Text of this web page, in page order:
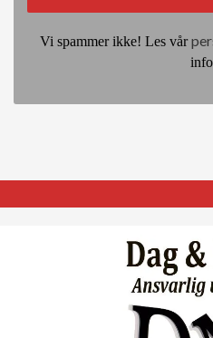
Vi spammer ikke! Les vår